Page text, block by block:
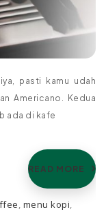
pasti kamu udah
Americano. Kedua
ada di kafe
READ MORE
, menu kopi,